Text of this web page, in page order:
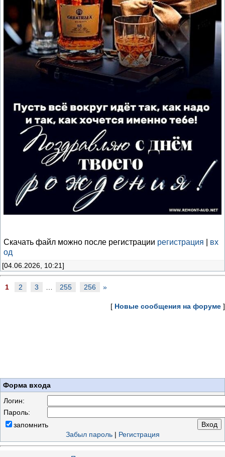
Скачать файл можно после регистрации регистрация
вх
од
[04.06.2026, 10:21]
1 2 3 255 256 »
[ Новые сообщения на форуме ]
Форма входа
Логин:
Пароль:
запомнить
Забыл пароль| Регистрация